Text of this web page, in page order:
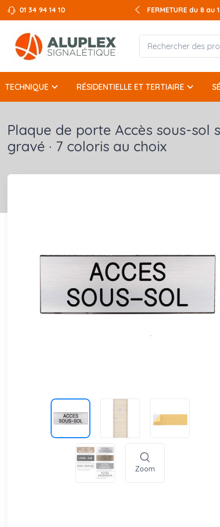
01 34 94 14 10 FERMETURE du 8
TECHNIQUE keyboard_arrow_down RÉSIDENTIELLE ET TERTIAIRE keyboard_arrow_down
Plaque de porte Accès sous-sol
gravé · 7 coloris au choix
Zoom